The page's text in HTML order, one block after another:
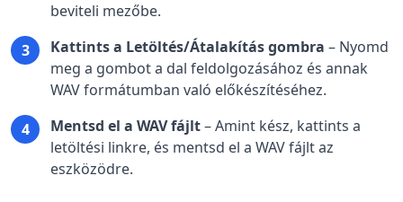
beviteli mezőbe.
3
Kattints a Letöltés/Átalakítás gombra – Nyomd
meg a gombot a dal feldolgozásához és annak
WAV formátumban való előkészítéséhez.
4
Mentsd el a WAV fájlt–Amint kész, kattints a
letöltési linkre, és mentsd el a WAV fájlt az
eszközödre.